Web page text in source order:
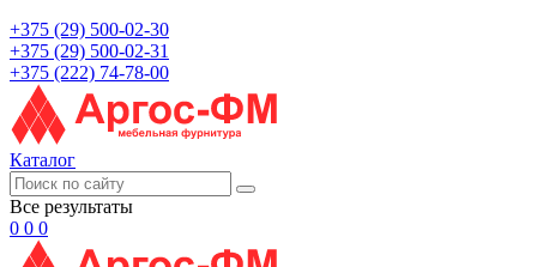
+375 (29) 500-02-30
+375 (29) 500-02-31
+375 (222) 74-78-00
Каталог
Все результаты
0 0 0